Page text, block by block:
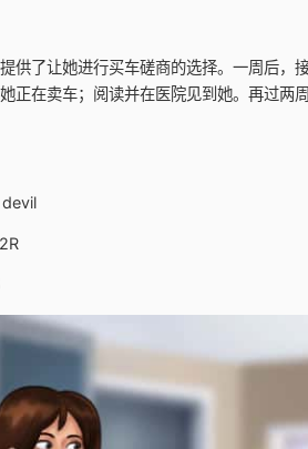
供了让她进行买车磋商的选择。一周后，
正在卖车；阅读并在医院见到她。再过两